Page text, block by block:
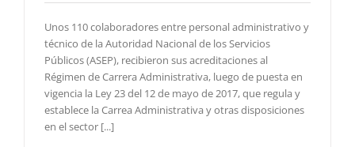
Unos 110 colaboradores entre personal administrativo y
técnico de la Autoridad Nacional de los Servicios
Públicos (ASEP), recibieron sus acreditaciones al
Régimen de Carrera Administrativa, luego de puesta en
vigencia la Ley 23 del 12 de mayo de 2017, que regula y
establece la Carrea Administrativa y otras disposiciones
en el sector [...]